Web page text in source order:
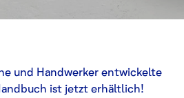
und Handwerker entwickelte
ist jetzt erhältlich!